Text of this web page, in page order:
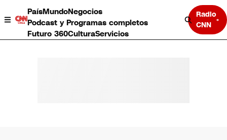
PaísMundoNegocios
Podcast y Programas completos
Futuro 360CulturaServicios
Radio
CNN